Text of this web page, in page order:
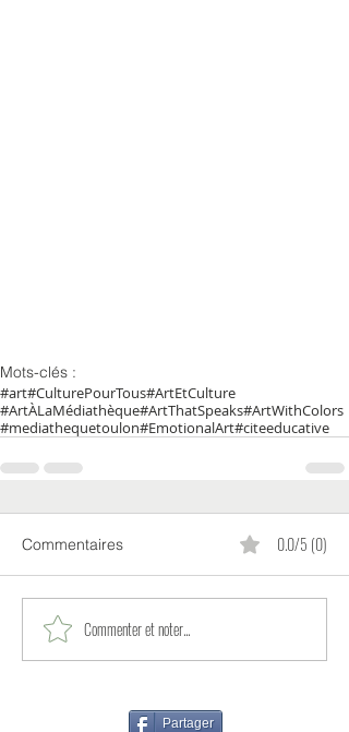
Mots-clés :
#art#CulturePourTous#ArtEtCulture
#ArtÀLaMédiathèque#ArtThatSpeaks#ArtWithColors
#mediathequetoulon#EmotionalArt#citeeducative
Commentaires 0.0/5 (0)
Commenter et noter...
Partager